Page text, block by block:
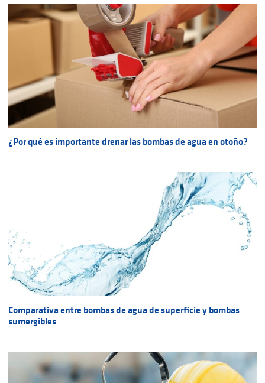
¿Por qué es importante drenar las bombas de agua en otoño?
Comparativa entre bombas de agua de superficie y bombas
sumergibles